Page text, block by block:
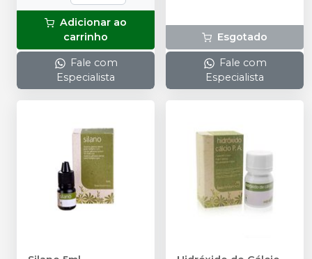
Adicionar ao
carrinho
Fale com
Especialista
Esgotado
Fale com
Especialista